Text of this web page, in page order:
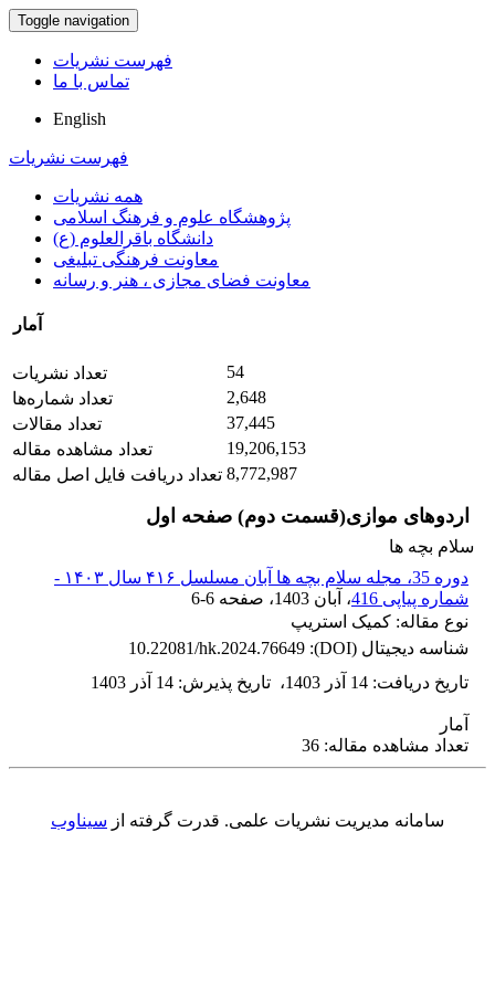
Toggle navigation
فهرست نشریات
تماس با ما
English
فهرست نشریات
همه نشریات
پژوهشگاه علوم و فرهنگ اسلامی
دانشگاه باقرالعلوم (ع)
معاونت فرهنگی تبلیغی
معاونت فضای مجازی ، هنر و رسانه
آمار
تعداد نشریات
54
تعداد شماره‌ها
2,648
تعداد مقالات
37,445
تعداد مشاهده مقاله
19,206,153
تعداد دریافت فایل اصل مقاله 8,772,987
اردوهای موازی(قسمت دوم) صفحه اول
سلام بچه ها
دوره 35، مجله سلام بچه ها آبان مسلسل ۴۱۶ سال ۱۴۰۳ -
شماره پیاپی 416
، آبان 1403 ، صفحه 6-6
نوع مقاله: کمیک استریپ
شناسه دیجیتال (DOI):
10.22081/hk.2024.76649
تاریخ دریافت: 14 آذر 1403 ، تاریخ پذیرش: 14 آذر 1403
آمار
تعداد مشاهده مقاله: 36
سامانه مدیریت نشریات علمی. قدرت گرفته از سیناوب